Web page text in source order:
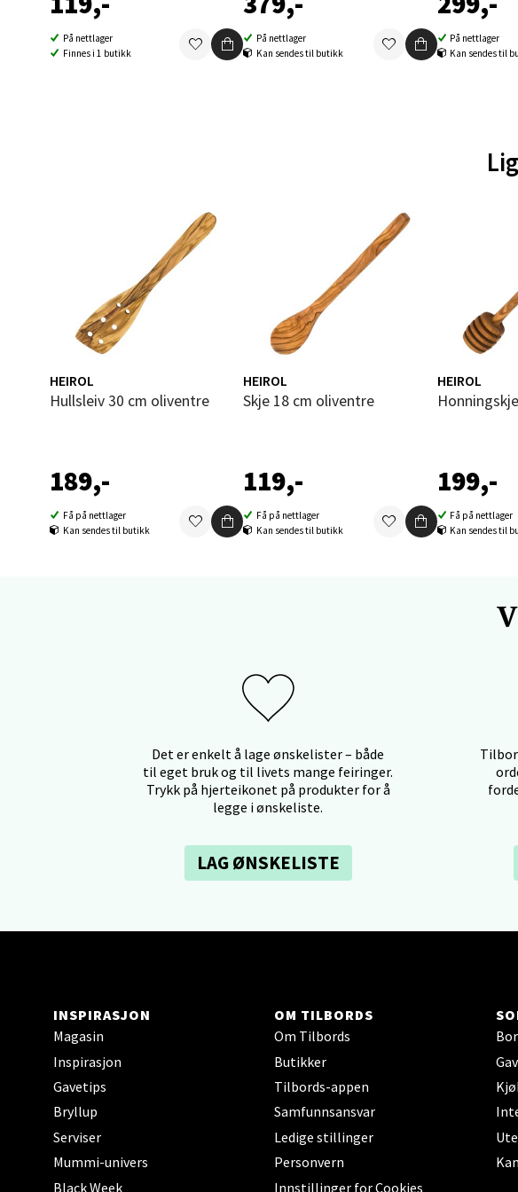
På nettlager
Finnes i 1 butikk
På nettlager
Kan sendes til butikk
På nettlager
Kan sendes til
HEIROL
Hullsleiv 30 cm oliventre
189,-
Få på nettlager
Kan sendes til butikk
HEIROL
Skje 18 cm oliventre
119,-
Få på nettlager
Kan sendes til butikk
HEIROL
199,-
Få på nettlager
Kan sendes til
Det er enkelt å lage ønskelister – både
til eget bruk og til livets mange feiringer.
Trykk på hjerteikonet på produkter for å
legge i ønskeliste.
LAG ØNSKELISTE
INSPIRASJON
Magasin
Inspirasjon
Gavetips
Bryllup
Serviser
Mummi-univers
Black Week
OM TILBORDS
Om Tilbords
Butikker
Tilbords-appen
Samfunnsansvar
Ledige stillinger
Personvern
Innstillinger for Cookies
0 i butikk
Oppdal -
Aunasenteret,
Orkanger - Thon
Thon Senter Orkanger,
Åpent i dag 09-18
0 i butikk
Brodtkorbsgate 7, 1338
Bergen - Thon
Sartorvegen 12, 5353
Ski - Thon Senter
Ski Storsenter,